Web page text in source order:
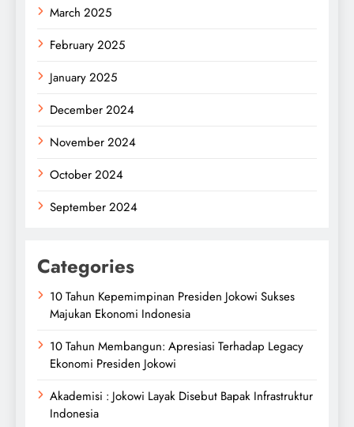
March 2025
February 2025
January 2025
December 2024
November 2024
October 2024
September 2024
Categories
10 Tahun Kepemimpinan Presiden Jokowi Sukses
Majukan Ekonomi Indonesia
10 Tahun Membangun: Apresiasi Terhadap Legacy
Ekonomi Presiden Jokowi
Akademisi : Jokowi Layak Disebut Bapak Infrastruktur
Indonesia